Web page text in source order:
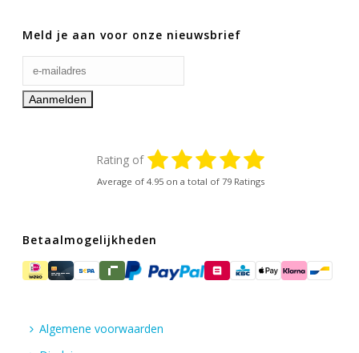
Meld je aan voor onze nieuwsbrief
Rating of
Average of 4.95 on a total of 79 Ratings
Betaalmogelijkheden
Algemene voorwaarden